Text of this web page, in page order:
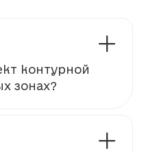
контурной
зонах?